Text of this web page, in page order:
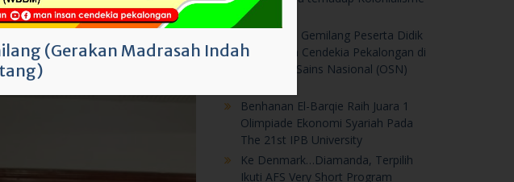
Benhanan El-Barqie Raih Juara 1
Olimpiade Ekonomi Syariah Pada
The 21st IPB University
Ke Denmark…Diamanda, Terpilih
Prestasi Nasional, Dua Peserta
Didik MAN IC Pekalongan Raih
Medali KSR Tingkat Nasional 2025
(Gerakan Madrasah Indah